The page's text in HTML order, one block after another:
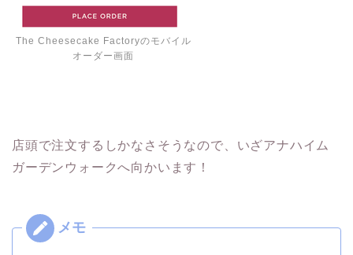
The Cheesecake Factoryのモバイル
オーダー画面
店頭で注文するしかなさそうなので、いざアナハイム
ガーデンウォークへ向かいます！